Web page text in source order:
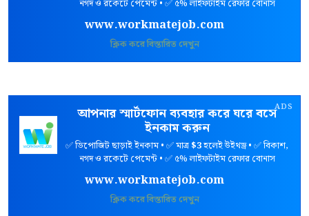
নগদ ও রকেটে পেমেন্ট • ✅ ৫% লাইফটাইম রেফার বোনাস
www.workmatejob.com
ক্লিক করে বিস্তারিত দেখুন
ADS
আপনার স্মার্টফোন ব্যবহার করে ঘরে বসে
ইনকাম করুন
✅ ডিপোজিট ছাড়াই ইনকাম • ✅ মাত্র$3হলেই উইথড্র • ✅ বিকাশ,
নগদ ও রকেটে পেমেন্ট • ✅ ৫% লাইফটাইম রেফার বোনাস
www.workmatejob.com
ক্লিক করে বিস্তারিত দেখুন